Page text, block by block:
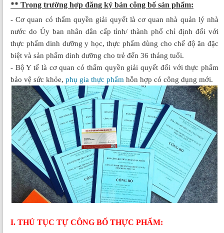
** Trong trường hợp đăng ký bản công bố sản phẩm:
- Cơ quan có thẩm quyền giải quyết là cơ quan nhà quản lý nhà
nước do Ủy ban nhân dân cấp tỉnh/ thành phố chỉ định đối với
thực phẩm dinh dưỡng y học, thực phẩm dùng cho chế độ ăn đặc
biệt và sản phẩm dinh dưỡng cho trẻ đến 36 tháng tuổi.
- Bộ Y tế là cơ quan có thẩm quyền giải quyết đối với thực phẩm
bảo vệ sức khỏe, phụ gia thực phẩm hỗn hợp có công dụng mới.
I. THỦ TỤC TỰ CÔNG BỐ THỰC PHẨM: